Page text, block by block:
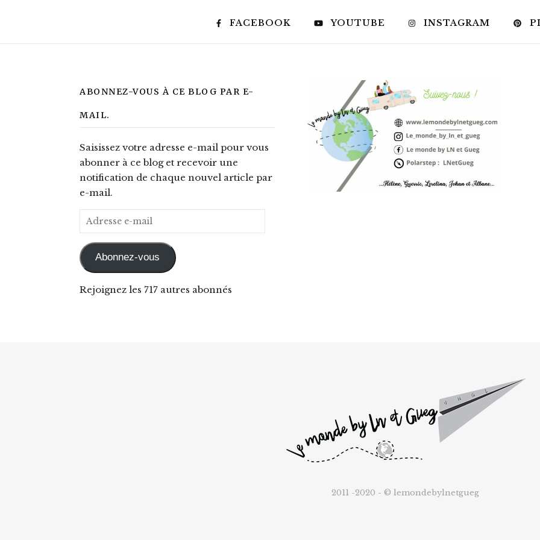
FACEBOOK YOUTUBE INSTAGRAM
ABONNEZ-VOUS À CE BLOG PAR E-
MAIL.
Saisissez votre adresse e-mail pour vous
abonner à ce blog et recevoir une
notification de chaque nouvel article par
e-mail.
Adresse e-mail
Abonnez-vous
Rejoignez les 717 autres abonnés
2011 -2020 - © lemondebylnetgueg